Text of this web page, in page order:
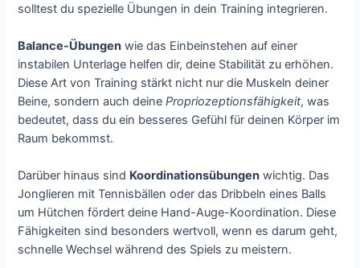
solltest du spezielle Übungen in dein Training integrieren.
Balance-Übungen wie das Einbeinstehen auf einer
instabilen Unterlage helfen dir, deine Stabilität zu erhöhen.
Diese Art von Training stärkt nicht nur die Muskeln deiner
Beine, sondern auch deinePropriozeptionsfähigkeit, was
bedeutet, dass du ein besseres Gefühl für deinen Körper im
Raum bekommst.
Darüber hinaus sind Koordinationsübungen wichtig. Das
Jonglieren mit Tennisbällen oder das Dribbeln eines Balls
um Hütchen fördert deine Hand-Auge-Koordination. Diese
Fähigkeiten sind besonders wertvoll, wenn es darum geht,
schnelle Wechsel während des Spiels zu meistern.